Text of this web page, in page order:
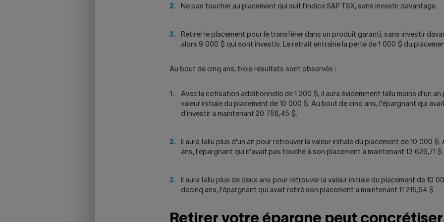
Ne pas toucher au placement qui suit l'indice S&P TSX, sans investir davantage.
Retirer le placement pour le transférer dans un produit garanti, sans investir
alors 9 000 $ qui sont investis. Le retrait entraîne la perte de 1 000 $ du
Au bout de cinq ans, trois résultats sont observés :
Avec la cotisation additionnelle de 1 200 $, il aura évidemment fallu moins d'un an
valeur initiale du placement de 10 000 $. Au bout de cinq ans, l'épargnant qui
d'investir a maintenant 20 758,45 $.
Il aura fallu plus d'un an pour retrouver la valeur initiale du placement de 10 000
ans, l'épargnant qui n'avait pas touché à son placement a maintenant 13 626,71 $.
Il aura fallu plus de deux ans pour retrouver la valeur initiale du placement de 10
decinq ans, l'épargnant qui avait retiré son placement a maintenant 11 215,64 $.
Retirer votre épargne peut